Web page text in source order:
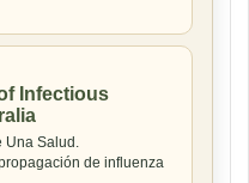
Infectious
Una Salud.
de influenza